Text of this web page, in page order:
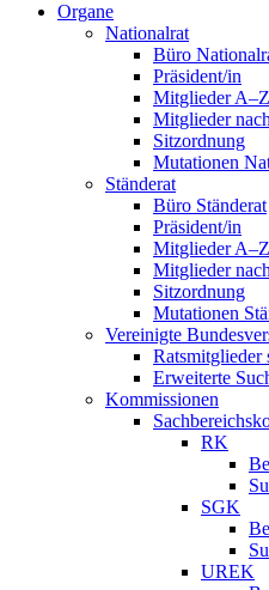
Organe
Nationalrat
Büro
Präsident/in
Mitglieder A–Z
Mitglieder
Sitzordnung
Mutationen
Ständerat
Büro Ständerat
Präsident/in
Mitglieder A–Z
Mitglieder
Sitzordnung
Mutationen
Vereinigte
Ratsmitglieder
Erweiterte
Kommissionen
RK
SGK
UREK